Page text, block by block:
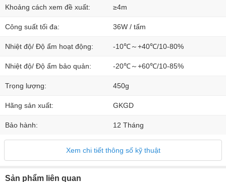
Khoảng cách xem đề xuất: ≥4m
Công suất tối đa: 36W / tấm
Nhiệt độ/ Độ ẩm hoạt động: -10℃～+40℃/10-80%
Nhiệt độ/ Độ ẩm bảo quản: -20℃～+60℃/10-85%
Trọng lượng: 450g
Hãng sản xuất: GKGD
Bảo hành: 12 Tháng
Xem chi tiết thông số kỹ thuật
Sản phẩm liên quan